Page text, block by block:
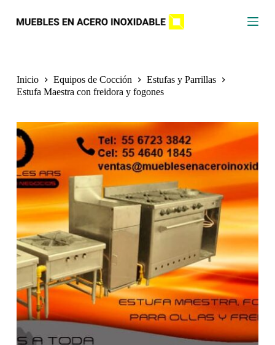
n
d
o
Inicio Equipos de Cocción
Estufas y Parrillas
Estufa Maestra con freidora y fogones